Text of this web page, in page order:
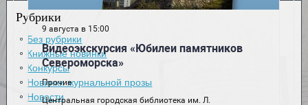
Рубрики
Без рубрики
Книжные новинки
Конкурсы
Новинки журнальной прозы
Новости